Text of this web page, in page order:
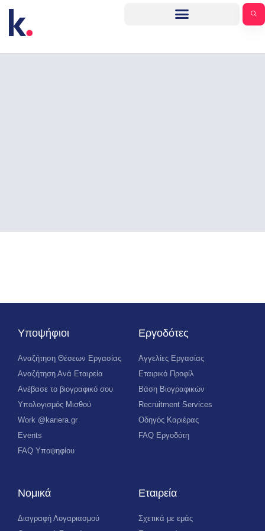
Υποψήφιοι
Αναζήτηση Θέσεων Εργασίας
Αναζήτηση Ανά Εταιρεία
Ανέβασε το βιογραφικό σου
Υπολογισμός Μισθού
Work @kariera.gr
Events
FAQ Υποψηφίου
Εργοδότες
Αγγελίες Εργασίας
Εταιρικό Προφίλ
Βάση Βιογραφικών
Recruitment Services
Οδηγός Καριέρας
FAQ Εργοδότη
Νομικά
Διαγραφή Λογαριασμού
Εταιρεία
Σχετικά με εμάς